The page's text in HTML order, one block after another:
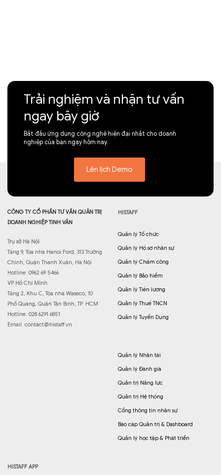
Trải nghiệm và nhận tư vấn
ngay bây giờ
Bắt đầu ứng dụng công nghệ hiện đại nhất cho doanh
nghiệp của bạn ngay hôm nay.
Lên lịch Demo
CÔNG TY CỔ PHẦN TƯ VẤN QUẢN TRỊ
DOANH NGHIỆP TINH VÂN
Trụ sở Hà Nội
Tầng 9, Tòa nhà Hanoi Ford, 313 Trường
Chinh, Quận Thanh Xuân, Hà Nội
Hotline: 0962 69 5466
VP Hồ Chí Minh
Tầng 2, Khu C, Tòa nhà Waseco, 10
Phổ Quang, Quận Tân Bình, TP. HCM
Hotline: 028 6291 6851
Email: contact@histaff.vn
HISTAFF
Quản lý Tổ chức
Quản lý Hồ sơ nhân sự
Quản lý Chấm công
Quản lý Bảo hiểm
Quản lý Tiền lương
Quản lý Thuế TNCN
Quản lý Tuyển Dụng
Quản lý Nhân tài
Quản lý Đánh giá
Quản trị Năng lực
Quản trị Hệ thống
Cổng thông tin nhân sự
Báo cáp Quản trị & Dashboard
Quản lý học tập & Phát triển
HISTAFF APP